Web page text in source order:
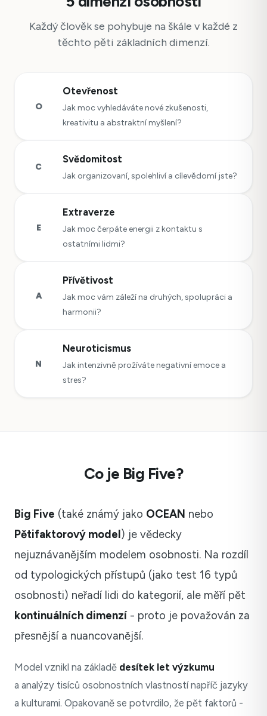
Každý člověk se pohybuje na škále v každé z
těchto pěti základních dimenzí.
O
Otevřenost
Jak moc vyhledáváte nové zkušenosti,
kreativitu a abstraktní myšlení?
C
Svědomitost
Jak organizovaní, spolehliví a cílevědomí jste?
E
Extraverze
Jak moc čerpáte energii z kontaktu s
ostatními lidmi?
A
Přívětivost
Jak moc vám záleží na druhých, spolupráci a
harmonii?
N
Neuroticismus
Jak intenzivně prožíváte negativní emoce a
stres?
Co je Big Five?
Big Five (také známý jako OCEAN nebo
Pětifaktorový model) je vědecky
nejuznávanějším modelem osobnosti. Na rozdíl
od typologických přístupů (jako test 16 typů
osobnosti) neřadí lidi do kategorií, ale měří pět
kontinuálních dimenzí- proto je považován za
přesnější a nuancovanější.
Model vznikl na základě desítek let výzkumu
a analýzy tisíců osobnostních vlastností napříč jazyky
a kulturami. Opakovaně se potvrdilo, že pět faktorů -